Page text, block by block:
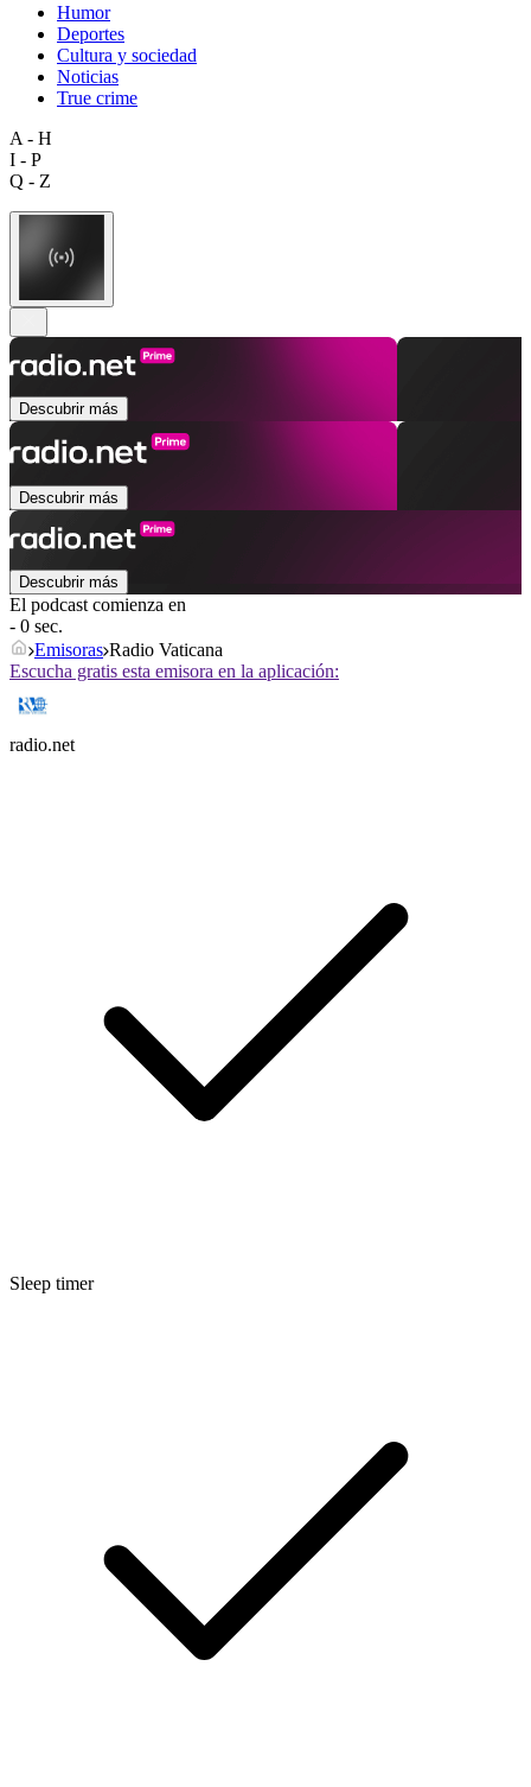
Humor
Deportes
Cultura y sociedad
Noticias
True crime
A - H
I - P
Q - Z
Descubrir más
Descubrir más
Descubrir más
El podcast comienza en
- 0 sec.
Emisoras Radio Vaticana
Escucha gratis esta emisora en la aplicación:
radio.net
Sleep timer